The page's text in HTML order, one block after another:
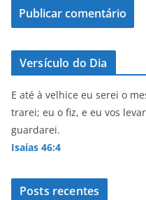
Versículo do Dia
E até à velhice eu serei o
trarei; eu o fiz, e eu vos
guardarei.
Isaías 46:4
Posts recentes